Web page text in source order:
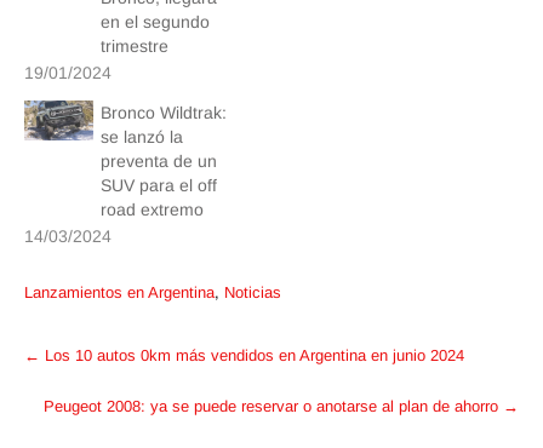
en el segundo
trimestre
19/01/2024
Bronco Wildtrak:
se lanzó la
preventa de un
SUV para el off
road extremo
14/03/2024
Lanzamientos en Argentina, Noticias
Post
← Los 10 autos 0km más vendidos en Argentina en junio 2024
Peugeot 2008: ya se puede reservar o anotarse al plan de ahorro →